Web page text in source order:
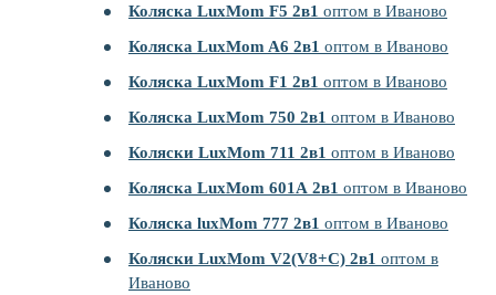
Коляска LuxMom F5 2в1 оптом в Иваново
Коляска LuxMom A6 2в1 оптом в Иваново
Коляска LuxMom F1 2в1 оптом в Иваново
Коляска LuxMom 750 2в1 оптом в Иваново
Коляски LuxMom 711 2в1 оптом в Иваново
Коляска LuxMom 601А 2в1 оптом в Иваново
Коляска luxMom 777 2в1 оптом в Иваново
Коляски LuxMom V2(V8+C) 2в1 оптом в
Иваново